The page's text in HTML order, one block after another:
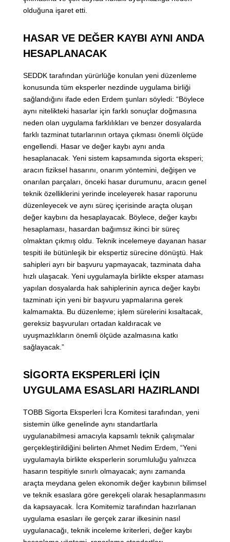
olduğuna işaret etti.
HASAR VE DEĞER KAYBI AYNI ANDA
HESAPLANACAK
SEDDK tarafından yürürlüğe konulan yeni düzenleme
konusunda tüm eksperler nezdinde uygulama birliği
sağlandığını ifade eden Erdem şunları söyledi: “Böylece
aynı nitelikteki hasarlar için farklı sonuçlar doğmasına
neden olan uygulama farklılıkları ve benzer dosyalarda
farklı tazminat tutarlarının ortaya çıkması önemli ölçüde
engellendi. Hasar ve değer kaybı aynı anda
hesaplanacak. Yeni sistem kapsamında sigorta eksperi;
aracın fiziksel hasarını, onarım yöntemini, değişen ve
onarılan parçaları, önceki hasar durumunu, aracın genel
teknik özelliklerini yerinde inceleyerek hasar raporunu
düzenleyecek ve aynı süreç içerisinde araçta oluşan
değer kaybını da hesaplayacak. Böylece, değer kaybı
hesaplaması, hasardan bağımsız ikinci bir süreç
olmaktan çıkmış oldu. Teknik incelemeye dayanan hasar
tespiti ile bütünleşik bir ekspertiz sürecine dönüştü. Hak
sahipleri ayrı bir başvuru yapmayacak, tazminata daha
hızlı ulaşacak. Yeni uygulamayla birlikte eksper ataması
yapılan dosyalarda hak sahiplerinin ayrıca değer kaybı
tazminatı için yeni bir başvuru yapmalarına gerek
kalmamakta. Bu düzenleme; işlem sürelerini kısaltacak,
gereksiz başvuruları ortadan kaldıracak ve
uyuşmazlıkların önemli ölçüde azalmasına katkı
sağlayacak.”
SİGORTA EKSPERLERİ İÇİN
UYGULAMA ESASLARI HAZIRLANDI
TOBB Sigorta Eksperleri İcra Komitesi tarafından, yeni
sistemin ülke genelinde aynı standartlarla
uygulanabilmesi amacıyla kapsamlı teknik çalışmalar
gerçekleştirildiğini belirten Ahmet Nedim Erdem, “Yeni
uygulamayla birlikte eksperlerin sorumluluğu yalnızca
hasarın tespitiyle sınırlı olmayacak; aynı zamanda
araçta meydana gelen ekonomik değer kaybının bilimsel
ve teknik esaslara göre gerekçeli olarak hesaplanmasını
da kapsayacak. İcra Komitemiz tarafından hazırlanan
uygulama esasları ile gerçek zarar ilkesinin nasıl
uygulanacağı, teknik inceleme kriterleri, değer kaybı